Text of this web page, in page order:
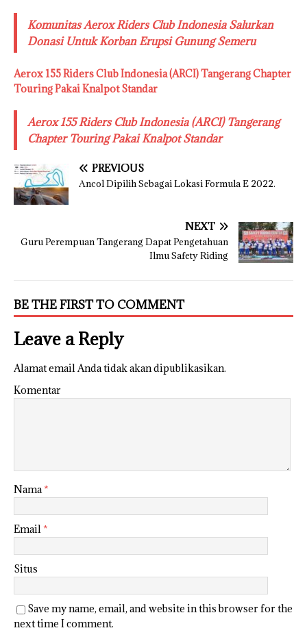
Komunitas Aerox Riders Club Indonesia Salurkan
Donasi Untuk Korban Erupsi Gunung Semeru
Aerox 155 Riders Club Indonesia (ARCI) Tangerang Chapter
Touring Pakai Knalpot Standar
Aerox 155 Riders Club Indonesia (ARCI) Tangerang
Chapter Touring Pakai Knalpot Standar
PREVIOUS
Ancol Dipilih Sebagai Lokasi Formula E 2022.
NEXT
Guru Perempuan Tangerang Dapat Pengetahuan
Ilmu Safety Riding
BE THE FIRST TO COMMENT
Leave a Reply
Alamat email Anda tidak akan dipublikasikan.
Komentar
Nama*
Email *
Situs
Save my name, email, and website in this browser for the
next time I comment.